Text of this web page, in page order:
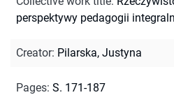
perspektywy pedagogii
Creator: Pilarska, Justyna
Pages: S. 171-187